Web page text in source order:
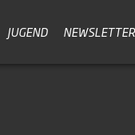
JUGEND NEWSLETTER